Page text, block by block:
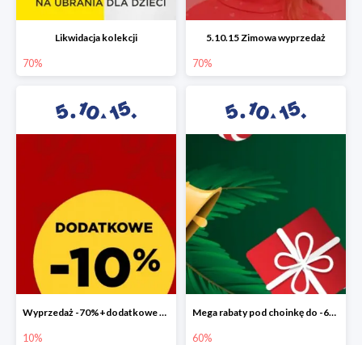
Likwidacja kolekcji
70%
5.10.15 Zimowa wyprzedaż
70%
Wyprzedaż -70%+dodatkowe 10%
10%
Mega rabaty pod choinkę do -60%
60%